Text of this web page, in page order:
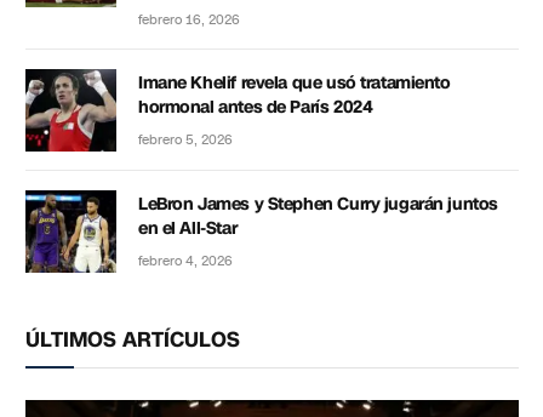
febrero 16, 2026
Imane Khelif revela que usó tratamiento
hormonal antes de París 2024
febrero 5, 2026
LeBron James y Stephen Curry jugarán juntos
en el All-Star
febrero 4, 2026
ÚLTIMOS ARTÍCULOS